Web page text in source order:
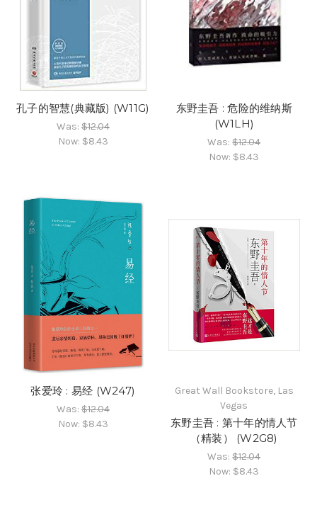
孔子的智慧(典藏版) (W11G)
Was:$12.04
Now: $8.43
东野圭吾 : 危险的维纳斯
(W1LH)
Was:$12.04
Now: $8.43
张爱玲 : 易经 (W247)
Was:$12.04
Now: $8.43
Great Wall Bookstore, Las
Vegas
东野圭吾 : 第十年的情人节
（精装） (W2G8)
Was:$12.04
Now: $8.43